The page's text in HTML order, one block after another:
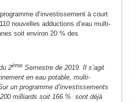
d’investissement à court
nouvelles adductions d’eau multi-
soit environ 20 % des
2èmeSemestre de 2019. Il s’agit
en eau potable, multi-
un programme d’investissements
milliards soit 166 % sont déjà